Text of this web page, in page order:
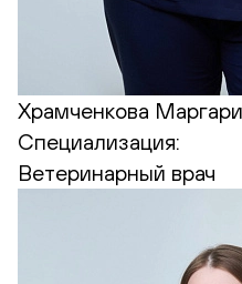
Храмченкова
Специализация:
Ветеринарный врач